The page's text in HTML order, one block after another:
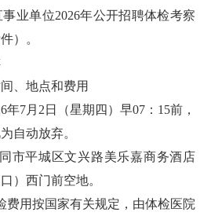
业单位2026年公开招聘体检考察
）。
、地点和费用
年7月2日（星期四）早07：15前，
自动放弃。
市平城区文兴路美乐嘉商务酒店
）西门前空地。
费用按国家有关规定，由体检医院